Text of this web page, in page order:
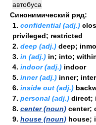
автобуса
Синонимический ряд:
1. confidential (adj.)
privileged; restricted
2. deep (adj.) deep;
3. in (adj.) in; into;
4. indoor (adj.) indoor
5. inner (adj.) inner;
6. inside out (adj.)
7. personal (adj.) direct;
8. center (noun) center;
9. house (noun) house;